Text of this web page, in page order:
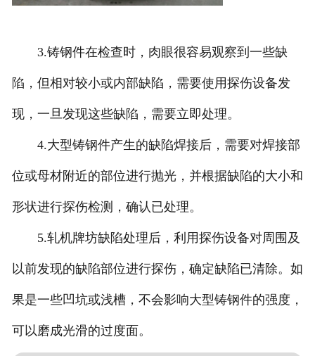
3.铸钢件在检查时，肉眼很容易观察到一些缺
陷，但相对较小或内部缺陷，需要使用探伤设备发
现，一旦发现这些缺陷，需要立即处理。
4.大型铸钢件产生的缺陷焊接后，需要对焊接部
位或母材附近的部位进行抛光，并根据缺陷的大小和
形状进行探伤检测，确认已处理。
5.轧机牌坊缺陷处理后，利用探伤设备对周围及
以前发现的缺陷部位进行探伤，确定缺陷已清除。如
果是一些凹坑或浅槽，不会影响大型铸钢件的强度，
可以磨成光滑的过度面。